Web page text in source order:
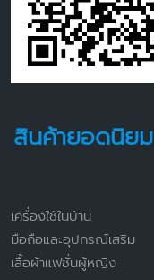
สินค้ายอดนิยม
เครื่องใช้ในบ้าน
มือถือและอุปกรณ์เสริม
เสื้อผ้าแฟชั่นผู้หญิง